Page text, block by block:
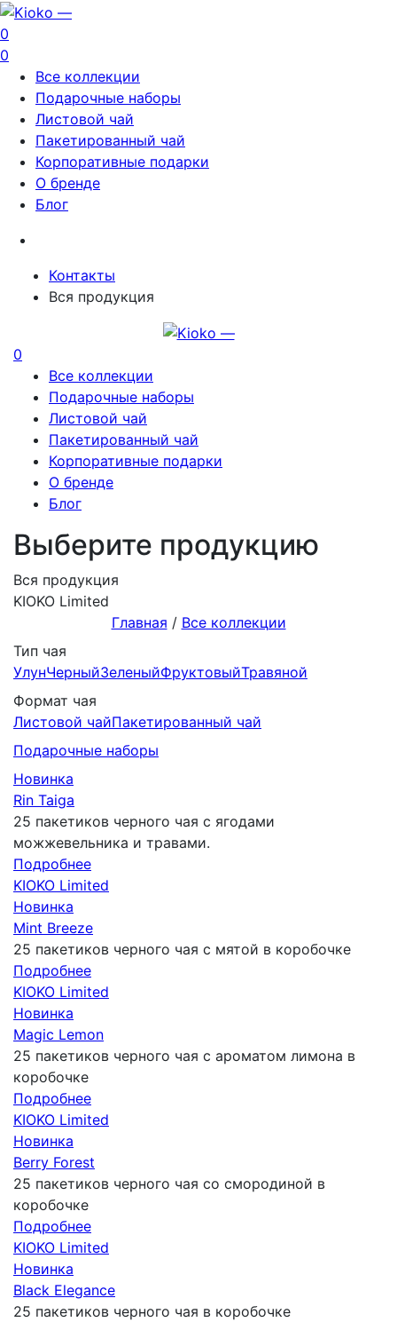
0
0
Все коллекции
Подарочные наборы
Листовой чай
Пакетированный чай
Корпоративные подарки
О бренде
Блог
Контакты
Вся продукция
0
Все коллекции
Подарочные наборы
Листовой чай
Пакетированный чай
Корпоративные подарки
О бренде
Блог
Выберите продукцию
Вся продукция
KIOKO Limited
Главная / Все коллекции
Тип чая
УлунЧерныйЗеленыйФруктовыйТравяной
Формат чая
Листовой чайПакетированный чай
Подарочныe наборы
Новинка
Rin Taiga
25 пакетиков черного чая с ягодами
можжевельника и травами.
Подробнее
KIOKO Limited
Новинка
Mint Breeze
25 пакетиков черного чая с мятой в коробочке
Подробнее
KIOKO Limited
Новинка
Magic Lemon
25 пакетиков черного чая с ароматом лимона в
коробочке
Подробнее
KIOKO Limited
Новинка
Berry Forest
25 пакетиков черного чая со смородиной в
коробочке
Подробнее
KIOKO Limited
Новинка
Black Elegance
25 пакетиков черного чая в коробочке